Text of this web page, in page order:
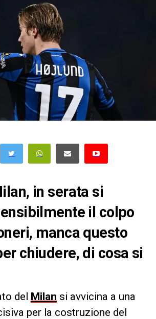
in serata si
il colpo
manca questo
chiudere, di cosa si
del Milan si avvicina a una
per la costruzione del